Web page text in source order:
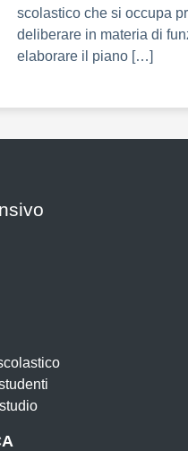
scolastico che si occupa
deliberare in materia di
elaborare il piano […]